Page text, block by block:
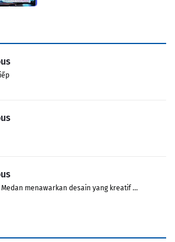
Medan menawarkan desain yang kreatif ...